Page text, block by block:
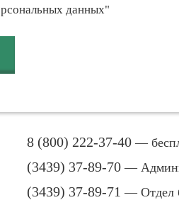
данных"
8 (800) 222-37-40—
(3439) 37-89-70—
(3439) 37-89-71 — Отдел